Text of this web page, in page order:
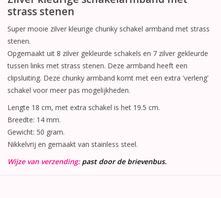
strass stenen
Super mooie zilver kleurige chunky schakel armband met strass
stenen.
Opgemaakt uit 8 zilver gekleurde schakels en 7 zilver gekleurde
tussen links met strass stenen. Deze armband heeft een
clipsluiting. Deze chunky armband komt met een extra 'verleng'
schakel voor meer pas mogelijkheden.
Lengte 18 cm, met extra schakel is het 19.5 cm.
Breedte: 14 mm.
Gewicht: 50 gram.
Nikkelvrij en gemaakt van stainless steel.
Wijze van verzending: past door de brievenbus.